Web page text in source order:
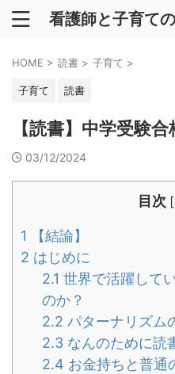
看護師と子育て
HOME > 読書 > 子育て >
子育て 読書
【読書】中学受験
03/12/2024
目次 [
1 【結論】
2 はじめに
2.1 世界で活躍して
のか？
2.2 パターナリズム
2.3 なんのために読
2.4 お金持ちと普通